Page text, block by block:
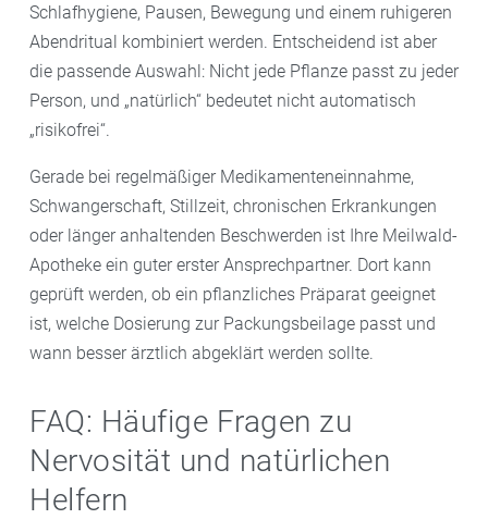
Schlafhygiene, Pausen, Bewegung und einem ruhigeren
Abendritual kombiniert werden. Entscheidend ist aber
die passende Auswahl: Nicht jede Pflanze passt zu jeder
Person, und „natürlich“ bedeutet nicht automatisch
„risikofrei“.
Gerade bei regelmäßiger Medikamenteneinnahme,
Schwangerschaft, Stillzeit, chronischen Erkrankungen
oder länger anhaltenden Beschwerden ist Ihre Meilwald-
Apotheke ein guter erster Ansprechpartner. Dort kann
geprüft werden, ob ein pflanzliches Präparat geeignet
ist, welche Dosierung zur Packungsbeilage passt und
wann besser ärztlich abgeklärt werden sollte.
FAQ: Häufige Fragen zu
Nervosität und natürlichen
Helfern